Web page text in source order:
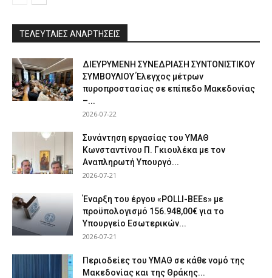
ΤΕΛΕΥΤΑΙΕΣ ΑΝΑΡΤΗΣΕΙΣ
ΔΙΕΥΡΥΜΕΝΗ ΣΥΝΕΔΡΙΑΣΗ ΣΥΝΤΟΝΙΣΤΙΚΟΥ
ΣΥΜΒΟΥΛΙΟΥ Έλεγχος μέτρων
πυροπροστασίας σε επίπεδο Μακεδονίας
–...
2026-07-22
Συνάντηση εργασίας του ΥΜΑΘ
Κωνσταντίνου Π. Γκιουλέκα με τον
Αναπληρωτή Υπουργό...
2026-07-21
Έναρξη του έργου «POLLI-BEEs» με
προϋπολογισμό 156.948,00€ για το
Υπουργείο Εσωτερικών...
2026-07-21
Περιοδείες του ΥΜΑΘ σε κάθε νομό της
Μακεδονίας και της Θράκης...